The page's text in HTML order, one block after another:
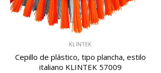
KLINTEK
Cepillo de plástico, tipo plancha, estilo
italiano KLINTEK 57009